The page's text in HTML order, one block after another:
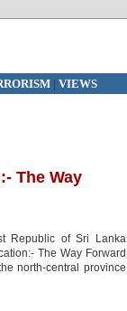
| VIEWS
The Way
Republic of Sri Lanka
The Way Forward
north-central province